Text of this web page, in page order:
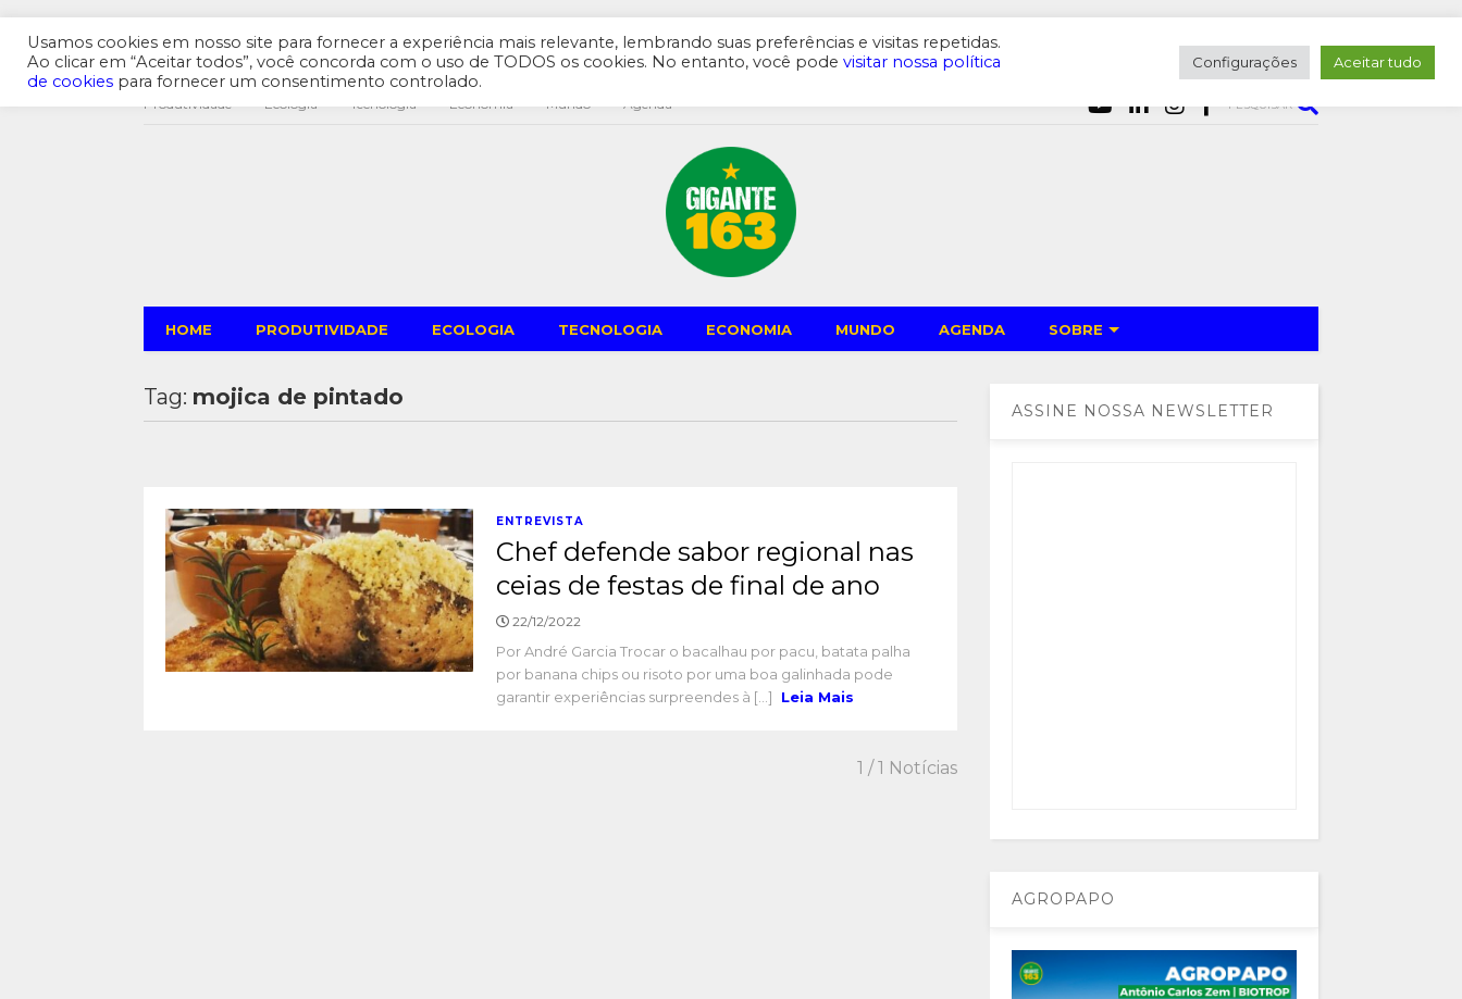
Produtividade Ecologia Tecnologia Economia Mundo Agenda PESQUISAR
HOME PRODUTIVIDADE ECOLOGIA TECNOLOGIA ECONOMIA MUNDO AGENDA SOBRE
Tag: mojica de pintado
ENTREVISTA
Chef defende sabor regional nas
ceias de festas de final de ano
22/12/2022
Por André Garcia Trocar o bacalhau por pacu, batata palha
por banana chips ou risoto por uma boa galinhada pode
garantir experiências surpreendes à [...]
Leia Mais
1 / 1 Notícias
ASSINE NOSSA NEWSLETTER
AGROPAPO
Usamos cookies em nosso site para fornecer a experiência mais relevante, lembrando suas preferências e visitas repetidas.
Ao clicar em “Aceitar todos”, você concorda com o uso de TODOS os cookies. No entanto, você pode visitar nossa política
de cookies para fornecer um consentimento controlado.
Configurações Aceitar tudo